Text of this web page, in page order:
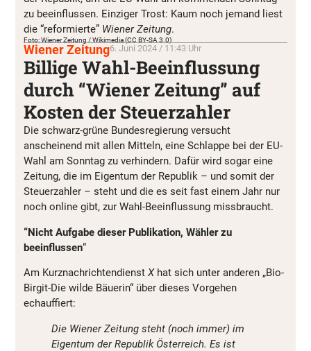
zu beeinflussen. Einziger Trost: Kaum noch jemand liest
die “reformierte” Wiener Zeitung.
Foto: Wiener Zeitung / Wikimedia (CC BY-SA 3.0)
Wiener Zeitung6. Juni 2024 / 11:43 Uhr
Billige Wahl-Beeinflussung
durch “Wiener Zeitung” auf
Kosten der Steuerzahler
Die schwarz-grüne Bundesregierung versucht
anscheinend mit allen Mitteln, eine Schlappe bei der EU-
Wahl am Sonntag zu verhindern. Dafür wird sogar eine
Zeitung, die im Eigentum der Republik – und somit der
Steuerzahler – steht und die es seit fast einem Jahr nur
noch online gibt, zur Wahl-Beeinflussung missbraucht.
“Nicht Aufgabe dieser Publikation, Wähler zu
beeinflussen“
Am Kurznachrichtendienst X hat sich unter anderen „Bio-
Birgit-Die wilde Bäuerin“ über dieses Vorgehen
echauffiert:
Die Wiener Zeitung steht (noch immer) im
Eigentum der Republik Österreich. Es ist